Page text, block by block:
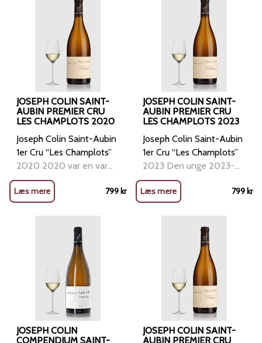
JOSEPH COLIN SAINT-
AUBIN PREMIER CRU
LES CHAMPLOTS 2020
Joseph Colin Saint-Aubin
1er Cru “Les Champlots”
2020 2020 var en varm
og solrig årgang i
Bourgogne, hvilket kan
smages i vinens rige
frugtprofil og fyldige
struktur. I næsen åbner
den med modne toner af
fersken, gule blommer og
modne pærer, ledsaget
af eksotiske strejf af
ananas og mango.
Smagen er cremet og
rund med tydelig
fadpåvirkning i form af
Læs mere 799kr
JOSEPH COLIN SAINT-
AUBIN PREMIER CRU
LES CHAMPLOTS 2023
Joseph Colin Saint-Aubin
1er Cru “Les Champlots”
2023 Den unge 2023-
årgang viser sig allerede
meget lovende med sin
kombination af friskhed
og modenhed. I duften
finder man saftige noter
af grøn pære, citrus, hvide
blomster og et strejf af
fersken. Smagen er
elegant og balanceret
med en frisk, energisk
syre, der bærer vinen
igennem en lang,
mineralsk eftersmag.
Læs mere 799kr
JOSEPH COLIN
COMPENDIUM SAINT-
JOSEPH COLIN SAINT-
AUBIN PREMIER CRU